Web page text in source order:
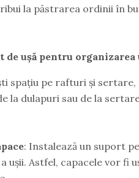
la păstrarea ordinii în
de ușă pentru
spațiu pe rafturi și
la dulapuri sau de la
: Instalează un suport
ușii. Astfel, capacele vor fi